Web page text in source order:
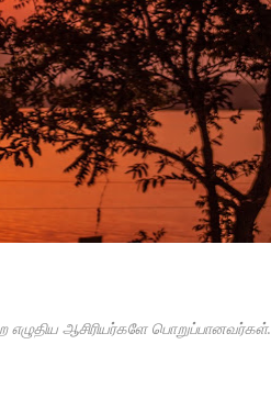
எழுதிய ஆசிரியர்களே பொறுப்பானவர்கள்.